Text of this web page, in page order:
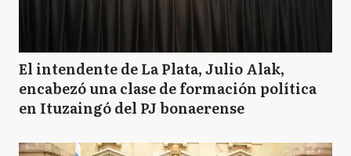
El intendente de La Plata, Julio Alak,
encabezó una clase de formación política
en Ituzaingó del PJ bonaerense